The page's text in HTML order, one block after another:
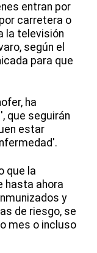
entran por
carretera o
la televisión
según el
para que
ha
que seguirán
estar
que la
hasta ahora
y
de riesgo, se
mes o incluso